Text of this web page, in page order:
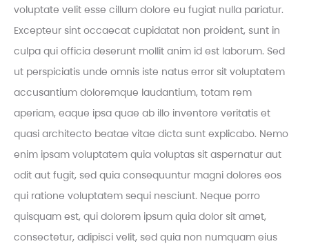
voluptate velit esse cillum dolore eu fugiat nulla pariatur.
Excepteur sint occaecat cupidatat non proident, sunt in
culpa qui officia deserunt mollit anim id est laborum. Sed
ut perspiciatis unde omnis iste natus error sit voluptatem
accusantium doloremque laudantium, totam rem
aperiam, eaque ipsa quae ab illo inventore veritatis et
quasi architecto beatae vitae dicta sunt explicabo. Nemo
enim ipsam voluptatem quia voluptas sit aspernatur aut
odit aut fugit, sed quia consequuntur magni dolores eos
qui ratione voluptatem sequi nesciunt. Neque porro
quisquam est, qui dolorem ipsum quia dolor sit amet,
consectetur, adipisci velit, sed quia non numquam eius